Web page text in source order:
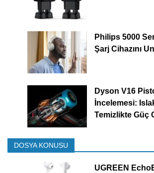
Philips 5000
Şarj Cihazını
Dyson V16
İncelemesi:
Temizlikte Güç
DOSYA KONUSU
UGREEN